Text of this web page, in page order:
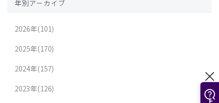
年別アーカイブ
2026年(101)
2025年(170)
2024年(157)
2023年(126)